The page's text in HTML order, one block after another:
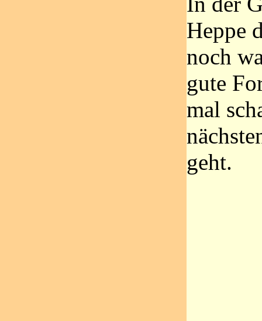
Heppe
noch
gute
mal
geht.